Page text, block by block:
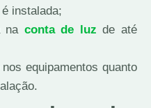
instalada;
na conta de luz de até
equipamentos quanto